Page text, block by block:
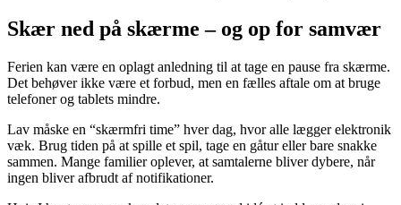
Skær ned på skærme – og op for samvær
Ferien kan være en oplagt anledning til at tage en pause fra skærme.
Det behøver ikke være et forbud, men en fælles aftale om at bruge
telefoner og tablets mindre.
Lav måske en “skærmfri time” hver dag, hvor alle lægger elektronik
væk. Brug tiden på at spille et spil, tage en gåtur eller bare snakke
sammen. Mange familier oplever, at samtalerne bliver dybere, når
ingen bliver afbrudt af notifikationer.